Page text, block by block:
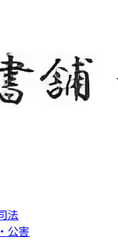
法
公害